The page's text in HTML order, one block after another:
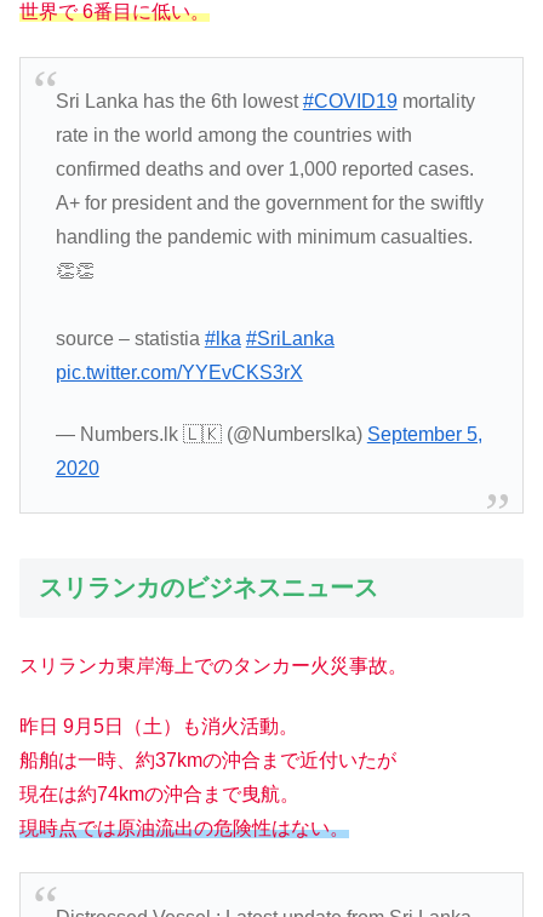
世界で 6番目に低い。
Sri Lanka has the 6th lowest#COVID19mortality
rate in the world among the countries with
confirmed deaths and over 1,000 reported cases.
A+ for president and the government for the swiftly
handling the pandemic with minimum casualties.
👏👏
source – statistia #lka #SriLanka
pic.twitter.com/YYEvCKS3rX
— Numbers.lk 🇱🇰 (@Numberslka) September 5,
2020
スリランカのビジネスニュース
スリランカ東岸海上でのタンカー火災事故。
昨日 9月5日（土）も消火活動。
船舶は一時、約37kmの沖合まで近付いたが
現在は約74kmの沖合まで曳航。
現時点では原油流出の危険性はない。